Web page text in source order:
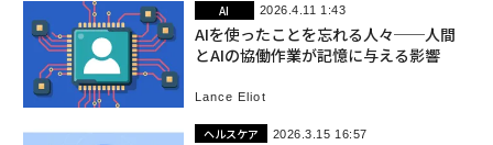
AI 2026.4.11 1:43
AIを使ったことを忘れる人々──人間
とAIの協働作業が記憶に与える影響
Lance Eliot
ヘルスケア 2026.3.15 16:57